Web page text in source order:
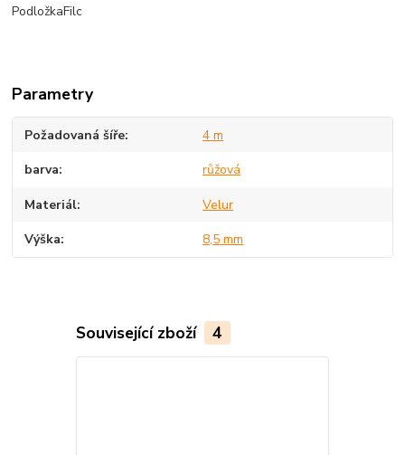
PodložkaFilc
Parametry
Požadovaná šíře 4 m
barva růžová
Materiál Velur
Výška 8,5 mm
Související zboží 4